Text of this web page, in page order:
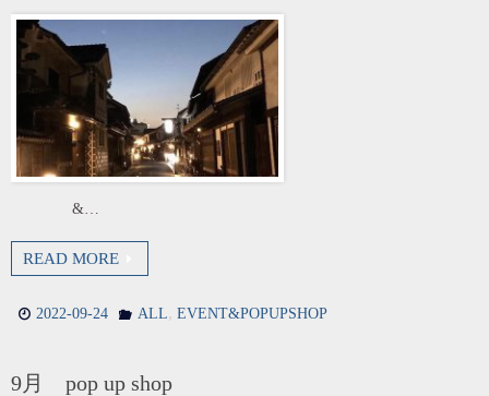
&…
READ MORE
2022-09-24 ALL, EVENT&POPUPSHOP
9月 pop up shop